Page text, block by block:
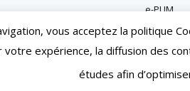
e-PUM
Mentions
vous acceptez la politique
expérience, la diffusion des
études afin